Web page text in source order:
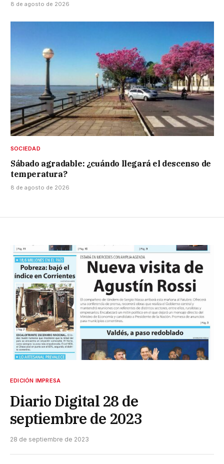
8 de agosto de 2026
SOCIEDAD
Sábado agradable: ¿cuándo llegará el descenso de
temperatura?
8 de agosto de 2026
EDICIÓN IMPRESA
Diario Digital 28 de
septiembre de 2023
28 de septiembre de 2023